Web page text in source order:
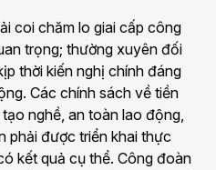
coi chăm lo giai cấp công
trọng; thường xuyên đối
thời kiến nghị chính đáng
Các chính sách về tiền
nghề, an toàn lao động,
phải được triển khai thực
kết quả cụ thể. Công đoàn